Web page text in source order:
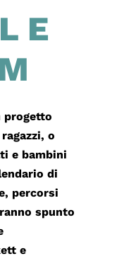
E
progetto
o
e bambini
di
percorsi
spunto
e